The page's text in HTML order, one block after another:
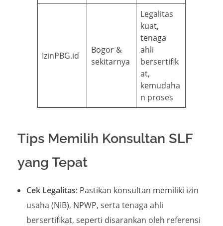
IzinPBG.id
Bogor &
sekitarnya
Legalitas
kuat,
tenaga
ahli
bersertifik
at,
kemudaha
n proses
Tips Memilih Konsultan SLF
yang Tepat
Cek Legalitas: Pastikan konsultan memiliki izin
usaha (NIB), NPWP, serta tenaga ahli
bersertifikat, seperti disarankan oleh referensi